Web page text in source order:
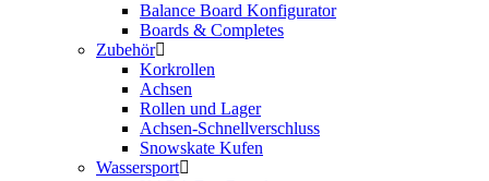
Balance Board Konfigurator
Boards & Completes
Zubehör
Korkrollen
Achsen
Rollen und Lager
Achsen-Schnellverschluss
Snowskate Kufen
Wassersport